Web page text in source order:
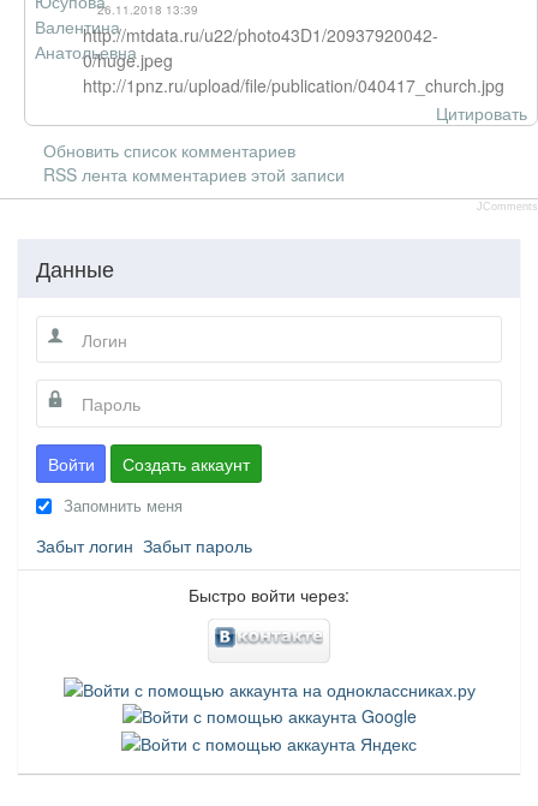
26.11.2018 13:39
http://mtdata.ru/u22/photo43D1/20937920042-
0/huge.jpeg
http://1pnz.ru/upload/file/publication/040417_church.jpg
Цитировать
Обновить список комментариев
RSS лента комментариев этой записи
JComments
Данные
Войти Создать аккаунт
Запомнить меня
Забыт логин Забыт пароль
Быстро войти через: